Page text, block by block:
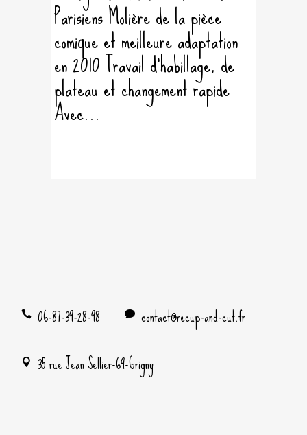
Parisiens Molière de la pièce
comique et meilleure adaptation
en 2010 Travail d'habillage, de
plateau et changement rapide
Avec...
06-87-39-28-98
contact@recup-and-cut.fr
35 rue Jean Sellier-69-Grigny